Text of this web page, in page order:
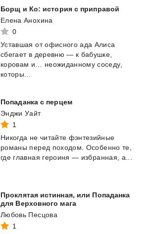
Борщ и Ко: история с приправой
Елена Анохина
0
Уставшая от офисного ада Алиса
сбегает в деревню — к бабушке,
коровам и… неожиданному соседу,
которы...
Попаданка с перцем
Энджи Уайт
1
Никогда не читайте фэнтезийные
романы перед походом. Особенно те,
где главная героиня — избранная, а...
Проклятая истинная, или Попаданка
для Верховного мага
Любовь Песцова
1